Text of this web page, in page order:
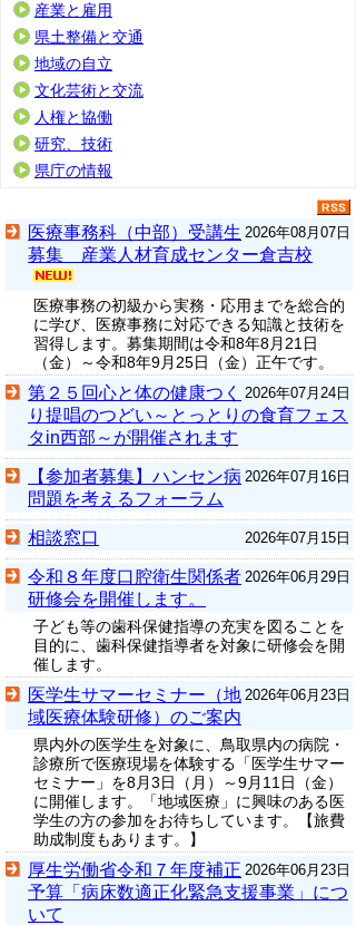
産業と雇用
県土整備と交通
地域の自立
文化芸術と交流
人権と協働
研究、技術
県庁の情報
2026年08月07日
医療事務科（中部）受講生
募集 産業人材育成センター倉吉校
医療事務の初級から実務・応用までを総合的
に学び、医療事務に対応できる知識と技術を
習得します。募集期間は令和8年8月21日
（金）～令和8年9月25日（金）正午です。
2026年07月24日
第２５回心と体の健康つく
り提唱のつどい～とっとりの食育フェス
タin西部～が開催されます
2026年07月16日
【参加者募集】ハンセン病
問題を考えるフォーラム
2026年07月15日
相談窓口
2026年06月29日
令和８年度口腔衛生関係者
研修会を開催します。
子ども等の歯科保健指導の充実を図ることを
目的に、歯科保健指導者を対象に研修会を開
催します。
2026年06月23日
医学生サマーセミナー（地
域医療体験研修）のご案内
県内外の医学生を対象に、鳥取県内の病院・
診療所で医療現場を体験する「医学生サマー
セミナー」を8月3日（月）～9月11日（金）
に開催します。「地域医療」に興味のある医
学生の方の参加をお待ちしています。【旅費
助成制度もあります。】
2026年06月23日
厚生労働省令和７年度補正
予算「病床数適正化緊急支援事業」につ
いて